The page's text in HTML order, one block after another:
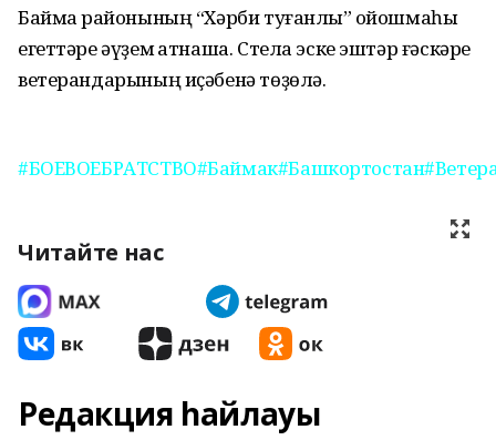
Баймаҡ районының “Хәрби туғанлыҡ” ойошмаһы
егеттәре әүҙем ҡатнаша. Стела эске эштәр ғәскәре
ветерандарының иҫәбенә төҙөлә.
#БОЕВОЕБРАТСТВО#Баймак#Башкортостан
Читайте нас
Редакция һайлауы